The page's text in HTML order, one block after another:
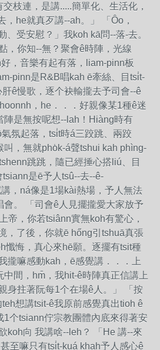
枝連，是講.....簡單化、生活化，
，he就真歹講--ah。」 「Ôo，
、受安慰？」我koh kā問--落-去。
，你知--無？聚會ê時陣，光線
，音樂有起有落，liam-pinn板
pinn是R&B唱kah ē牽絲、目tsi̍t-
ê慢歌，逐个袂輸攏去予司會--ê
，he．．．好親像某1種ê迷
陣是無按呢想--lah！Hiàng時有
氛起落，tsi̍t時á三跤跳、兩跤
叫，無就pho̍k-á聲tshui kah phìng-
跳跳，隨已經捶心搭liú、目
是ē予人tsû--去--ê-
講，ná像是1場kài熱場，予人無法
會。 「司會ê人見擺攏愛大家放予
帝，你若tsiânn實無koh有驚心，
，了後，你就ē hőng引tshuā真張
懺悔，真心來hē願。逐擺有tsit種
攏嘛感動kah，ē感覺講．．．上
間，hm̄，我hit-ê時陣真正信講上
身拄著阮每1个在場ê人。」 「按
想講tsit-ê我原前感覺真出tioh ê
1个tsiann佇宗教團體內底來得著安
koh向 我講啥--leh？ 「He 講--來
至嘛只有tsi̍t-kuá khah予人感心ê